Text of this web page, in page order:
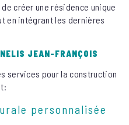
créer une résidence unique
en intégrant les dernières
JEAN-FRANÇOIS
services pour la construction
personnalisée